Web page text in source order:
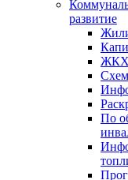
развитие
ЖКХ
По